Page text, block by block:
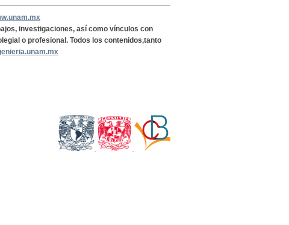
investigaciones, así como vínculos con
o profesional. Todos los contenidos,tanto